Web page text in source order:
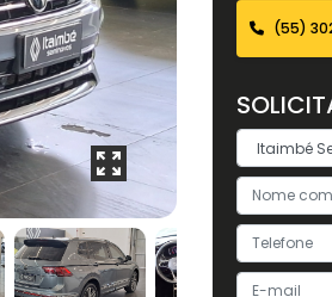
(55)